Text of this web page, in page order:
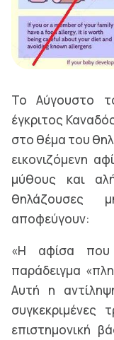
Το Αύγουστο
έγκριτος
στο θέμα του
εικονιζόμενη
μύθους και
θηλάζουσες
αποφεύγουν:
«H αφίσα που
παράδειγμα
Αυτή η
συγκεκριμένες
επιστημονική